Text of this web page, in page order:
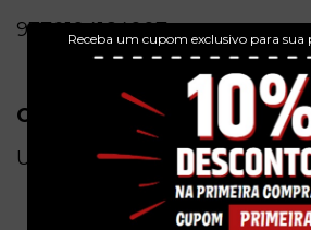
Receba um cupom exclusivo para
9770104164007
Condição do item
Usado